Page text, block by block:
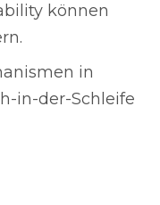
können
in
in-der-Schleife